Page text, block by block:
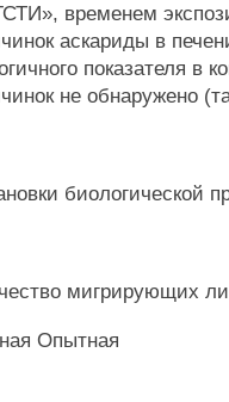
временем
аскариды в
показателя в
не обнаружено
биологической
мигрирующих
Опытная